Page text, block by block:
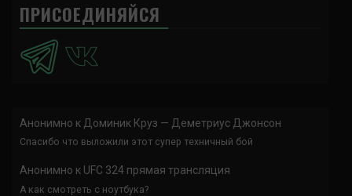
ПРИСОЕДИНЯЙСЯ
Анонимно к Доминик Круз — Деметриус Джонсон
Спасибо что выложили этот супер техничный бой
Анонимно к UFC 324 прямая трансляция
А как смотреть с ноутбука?